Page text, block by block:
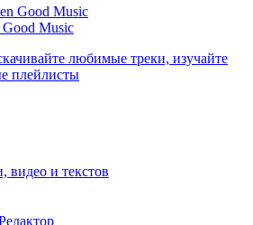
Music
любимые треки, изучайте
плейлисты
и текстов